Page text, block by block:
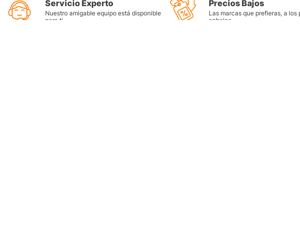
Servicio Experto
Nuestro amigable equipo está disponible
para ti
Precios Bajos
Las marcas que prefieras, a los
anhelas